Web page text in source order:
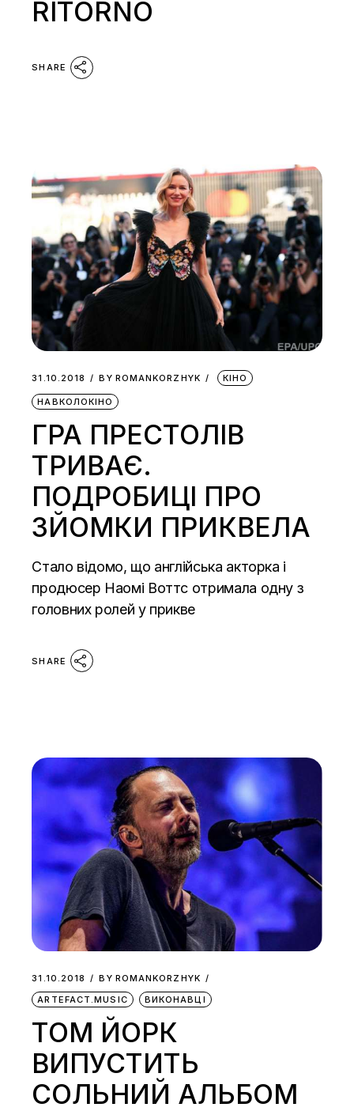
RITORNO
SHARE
31.10.2018 BY ROMANKORZHYK КІНО
НАВКОЛОКІНО
ГРА ПРЕСТОЛІВ
ТРИВАЄ.
ПОДРОБИЦІ ПРО
ЗЙОМКИ ПРИКВЕЛА
Стало відомо, що англійська акторка і
продюсер Наомі Воттс отримала одну з
головних ролей у прикве
SHARE
31.10.2018 BY ROMANKORZHYK
ARTEFACT.MUSIC
ВИКОНАВЦІ
ТОМ ЙОРК
ВИПУСТИТЬ
СОЛЬНИЙ АЛЬБОМ